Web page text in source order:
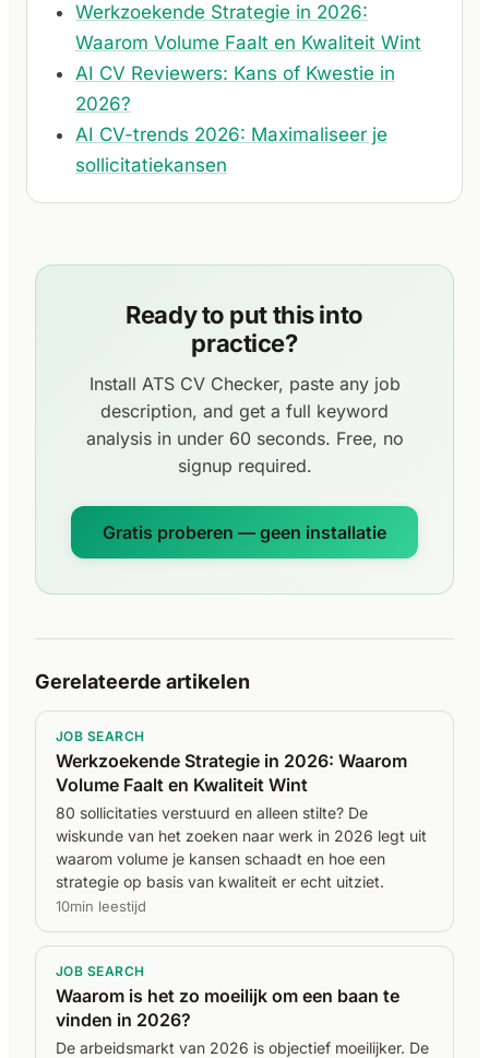
Werkzoekende Strategie in 2026:
Waarom Volume Faalt en Kwaliteit Wint
AI CV Reviewers: Kans of Kwestie in
2026?
AI CV-trends 2026: Maximaliseer je
sollicitatiekansen
Ready to put this into
practice?
Install ATS CV Checker, paste any job
description, and get a full keyword
analysis in under 60 seconds. Free, no
signup required.
Gratis proberen — geen installatie
Gerelateerde artikelen
JOB SEARCH
Werkzoekende Strategie in 2026: Waarom
Volume Faalt en Kwaliteit Wint
80 sollicitaties verstuurd en alleen stilte? De
wiskunde van het zoeken naar werk in 2026 legt uit
waarom volume je kansen schaadt en hoe een
strategie op basis van kwaliteit er echt uitziet.
10min leestijd
JOB SEARCH
Waarom is het zo moeilijk om een baan te
vinden in 2026?
De arbeidsmarkt van 2026 is objectief moeilijker. De